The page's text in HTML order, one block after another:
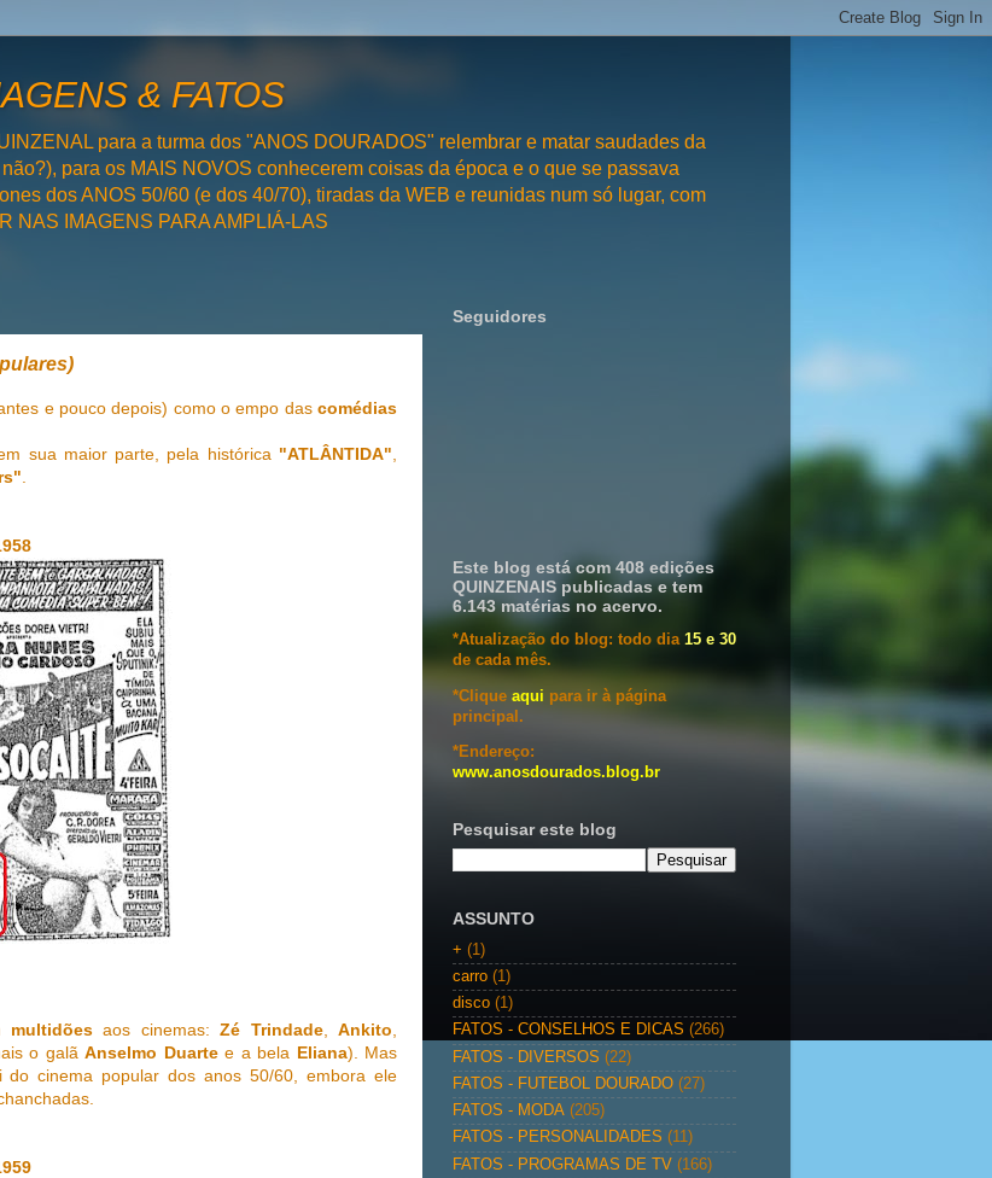
& FATOS
para a turma dos "ANOS DOURADOS" relembrar e matar saudades da
para os MAIS NOVOS conhecerem coisas da época e o que se passava
dos ANOS 50/60 (e dos 40/70), tiradas da WEB e reunidas num só lugar, com
NAS IMAGENS PARA AMPLIÁ-LAS
e pouco depois) como o empo dascomédias
sua maior parte, pela histórica "ATLÂNTIDA",
.
multidõesaos cinemas:Zé Trindade,Ankito,
o galã Anselmo Duartee a bela Eliana). Mas
do cinema popular dos anos 50/60, embora ele
Seguidores
Este blog está com 408 edições
QUINZENAIS publicadas e tem
6.143 matérias no acervo.
*Atualização do blog: todo dia 15 e 30
de cada mês.
*Clique aqui para ir à página
principal.
*Endereço:
www.anosdourados.blog.br
Pesquisar este blog
ASSUNTO
+ (1)
carro (1)
disco (1)
FATOS - CONSELHOS E DICAS (266)
FATOS - DIVERSOS (22)
FATOS - FUTEBOL DOURADO (27)
FATOS - MODA (205)
FATOS - PERSONALIDADES (11)
FATOS - PROGRAMAS DE TV (166)